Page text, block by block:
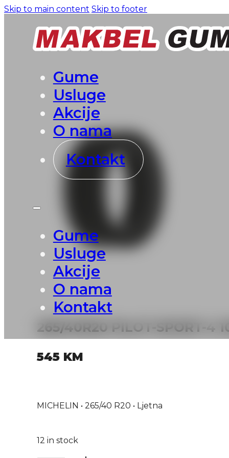
Skip to main content Skip to footer
Gume
Usluge
Akcije
O nama
Kontakt
Gume
Usluge
Akcije
O nama
Kontakt
265/40R20 PILOT-SPORT-4
545 KM
MICHELIN • 265/40 R20 • Ljetna
12 in stock